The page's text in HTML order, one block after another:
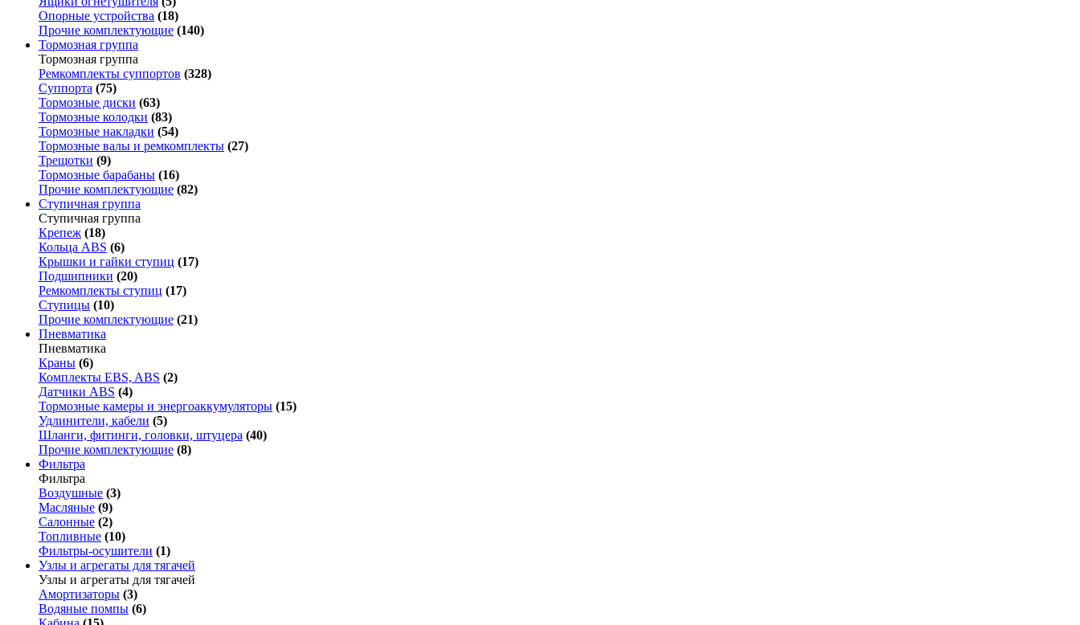
Опорные устройства (18)
Прочие комплектующие (140)
Тормозная группа
Тормозная группа
Ремкомплекты суппортов (328)
Суппорта (75)
Тормозные диски (63)
Тормозные колодки (83)
Тормозные накладки (54)
Тормозные валы и ремкомплекты (27)
Трещотки (9)
Тормозные барабаны (16)
Прочие комплектующие (82)
Ступичная группа
Ступичная группа
Крепеж (18)
Кольца ABS (6)
Крышки и гайки ступиц (17)
Подшипники (20)
Ремкомплекты ступиц (17)
Ступицы (10)
Прочие комплектующие (21)
Пневматика
Пневматика
Краны (6)
Комплекты EBS, ABS (2)
Датчики ABS (4)
Тормозные камеры и энергоаккумуляторы (15)
Удлинители, кабели (5)
Шланги, фитинги, головки, штуцера (40)
Прочие комплектующие (8)
Фильтра
Фильтра
Воздушные (3)
Масляные (9)
Салонные (2)
Топливные (10)
Фильтры-осушители (1)
Узлы и агрегаты для тягачей
Узлы и агрегаты для тягачей
Амортизаторы (3)
Водяные помпы (6)